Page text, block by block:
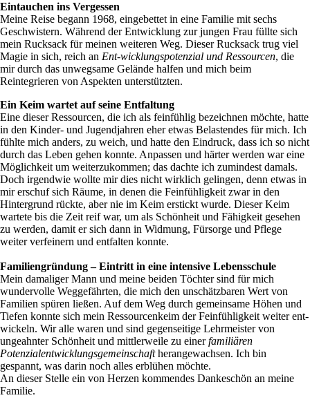
Eintauchen ins Vergessen
Meine Reise begann 1968, eingebettet in eine Familie mit sechs
Geschwistern. Während der Entwicklung zur jungen Frau füllte sich
mein Rucksack für meinen weiteren Weg. Dieser Rucksack trug viel
Magie in sich, reich an Ent-wicklungspotenzial und Ressourcen, die
mir durch das unwegsame Gelände halfen und mich beim
Reintegrieren von Aspekten unterstützten.
Ein Keim wartet auf seine Entfaltung
Eine dieser Ressourcen, die ich als feinfühlig bezeichnen möchte, hatte
in den Kinder- und Jugendjahren eher etwas Belastendes für mich. Ich
fühlte mich anders, zu weich, und hatte den Eindruck, dass ich so nicht
durch das Leben gehen konnte. Anpassen und härter werden war eine
Möglichkeit um weiterzukommen; das dachte ich zumindest damals.
Doch irgendwie wollte mir dies nicht wirklich gelingen, denn etwas in
mir erschuf sich Räume, in denen die Feinfühligkeit zwar in den
Hintergrund rückte, aber nie im Keim erstickt wurde. Dieser Keim
wartete bis die Zeit reif war, um als Schönheit und Fähigkeit gesehen
zu werden, damit er sich dann in Widmung, Fürsorge und Pflege
weiter verfeinern und entfalten konnte.
Familiengründung – Eintritt in eine intensive Lebensschule
Mein damaliger Mann und meine beiden Töchter sind für mich
wundervolle Weggefährten, die mich den unschätzbaren Wert von
Familien spüren ließen. Auf dem Weg durch gemeinsame Höhen und
Tiefen konnte sich mein Ressourcenkeim der Feinfühligkeit weiter ent-
wickeln. Wir alle waren und sind gegenseitige Lehrmeister von
ungeahnter Schönheit und mittlerweile zu einerfamiliären
Potenzialentwicklungsgemeinschaftherangewachsen. Ich bin
gespannt, was darin noch alles erblühen möchte.
An dieser Stelle ein von Herzen kommendes Dankeschön an meine
Familie.